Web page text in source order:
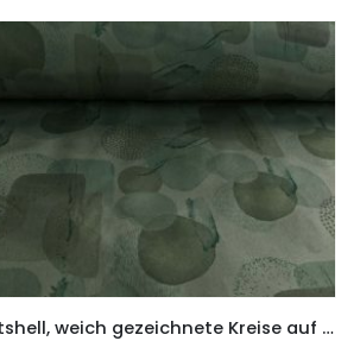
Softshell, weich gezeichnete Kreise auf Grün